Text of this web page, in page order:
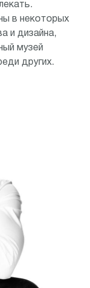
в некоторых
и дизайна,
музей
других.